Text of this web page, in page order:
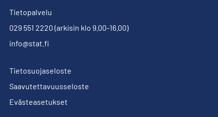
Tietopalvelu
029 551 2220 (arkisin klo 9.00-16.00)
info@stat.fi
Tietosuojaseloste
Saavutettavuusseloste
Evästeasetukset